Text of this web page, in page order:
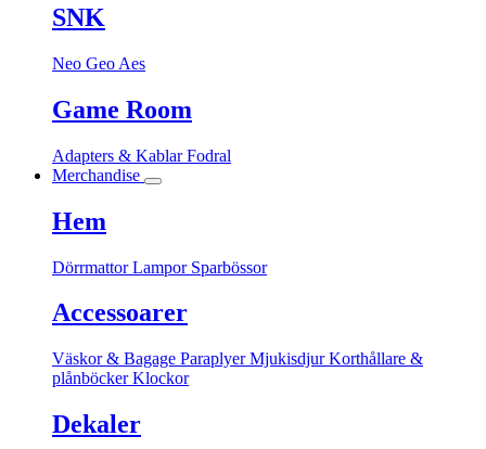
SNK
Neo Geo Aes
Game Room
Adapters & KablarFodral
Merchandise
Hem
DörrmattorLampor Sparbössor
Accessoarer
Väskor & Bagage ParaplyerMjukisdjurKorthållare &
plånböckerKlockor
Dekaler